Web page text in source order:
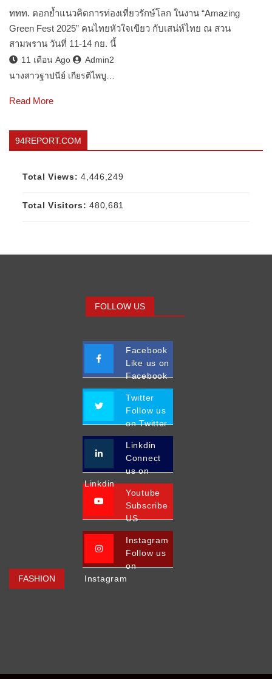
ททท. ตอกย้ำแนวคิดการท่องเที่ยวรักษ์โลก ในงาน “Amazing
Green Fest 2025” คนไทยหัวใจเขียว กับเสน่ห์ไทย ณ สวน
สามพราน วันที่ 11-14 กย. นี้
11 เดือน Ago
Admin2
นางสาวฐาปนีย์ เกียรติไพบู…
Read More
94REPORT.COM
Total Views:4,446,249
Total Visitors:480,681
FASHION
FOLLOW US
Facebook
Like us on
Facebook
Twitter
Follow us
on Twitter
Linkdin
Connect
us on
Linkdin
Youtube
Subscribe
US
Instagram
Follow us
on
Instagram